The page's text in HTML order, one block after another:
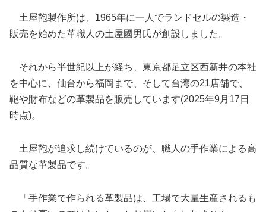
土屋鞄製作所は、1965年に一人でランドセルの製造・
販売を始めた革職人の土屋國男氏が創設しました。
それから半世紀以上が経ち、東京都足立区西新井の本社
を中心に、仙台から福岡まで、そして台湾の21店舗で、
鞄や財布などの革製品を販売しています(2025年9月17日
時点)。
土屋鞄が追求し続けているのが、職人の手作業による高
品質な革製品です。
「手作業で作られる革製品は、工場で大量生産されるも